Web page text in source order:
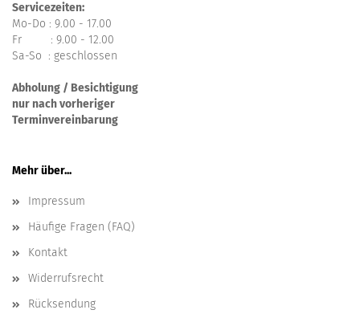
Servicezeiten:
Mo-Do : 9.00 - 17.00
Fr : 9.00 - 12.00
Sa-So : geschlossen
Abholung / Besichtigung
nur nach vorheriger
Terminvereinbarung
Mehr über...
Impressum
Häufige Fragen (FAQ)
Kontakt
Widerrufsrecht
Rücksendung